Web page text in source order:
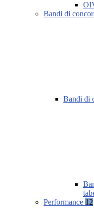
Bandi di
Bandi di
Performance 12